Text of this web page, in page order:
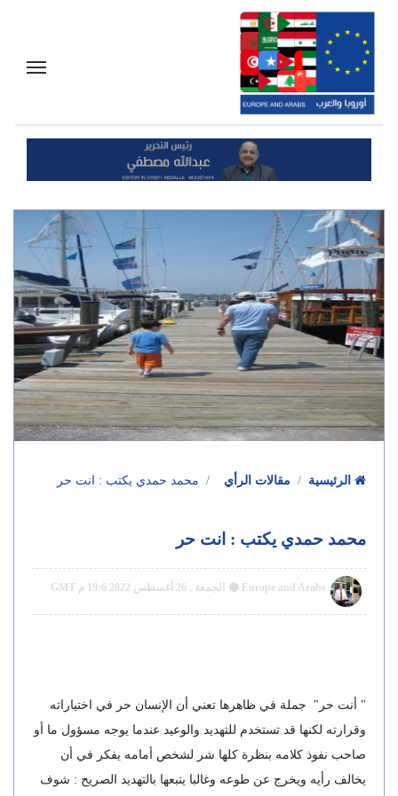
مقالات الرأي محمد حمدي يكتب : انت حر
محمد حمدي يكتب : انت حر
Europe and Arabs الجمعة , 26 أغسطس 2022 19:6 م GMT
" أنت حر" جملة في ظاهرها تعني أن الإنسان حر في اختياراته
وقرارته لكنها قد تستخدم للتهديد والوعيد عندما يوجه مسؤول ما أو
صاحب نفوذ كلامه بنظرة كلها شر لشخص أمامه يفكر في أن
يخالف رأيه ويخرج عن طوعه وغالبا يتبعها بالتهديد الصريح : شوف